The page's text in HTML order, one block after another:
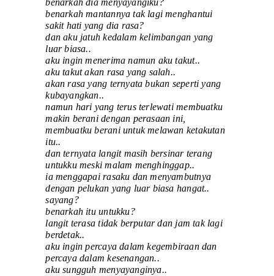
benarkah dia menyayangiku?
benarkah mantannya tak lagi menghantui
sakit hati yang dia rasa?
dan aku jatuh kedalam kelimbangan yang
luar biasa..
aku ingin menerima namun aku takut..
aku takut akan rasa yang salah..
akan rasa yang ternyata bukan seperti yang
kubayangkan..
namun hari yang terus terlewati membuatku
makin berani dengan perasaan ini,
membuatku berani untuk melawan ketakutan
itu..
dan ternyata langit masih bersinar terang
untukku meski malam menghinggap..
ia menggapai rasaku dan menyambutnya
dengan pelukan yang luar biasa hangat..
sayang?
benarkah itu untukku?
langit terasa tidak berputar dan jam tak lagi
berdetak..
aku ingin percaya dalam kegembiraan dan
percaya dalam kesenangan..
aku sungguh menyayanginya..